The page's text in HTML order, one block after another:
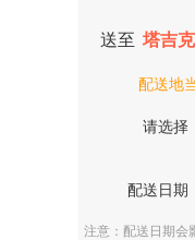
送至 塔吉
配送地
请选择
配送日期
注意：配送日期会